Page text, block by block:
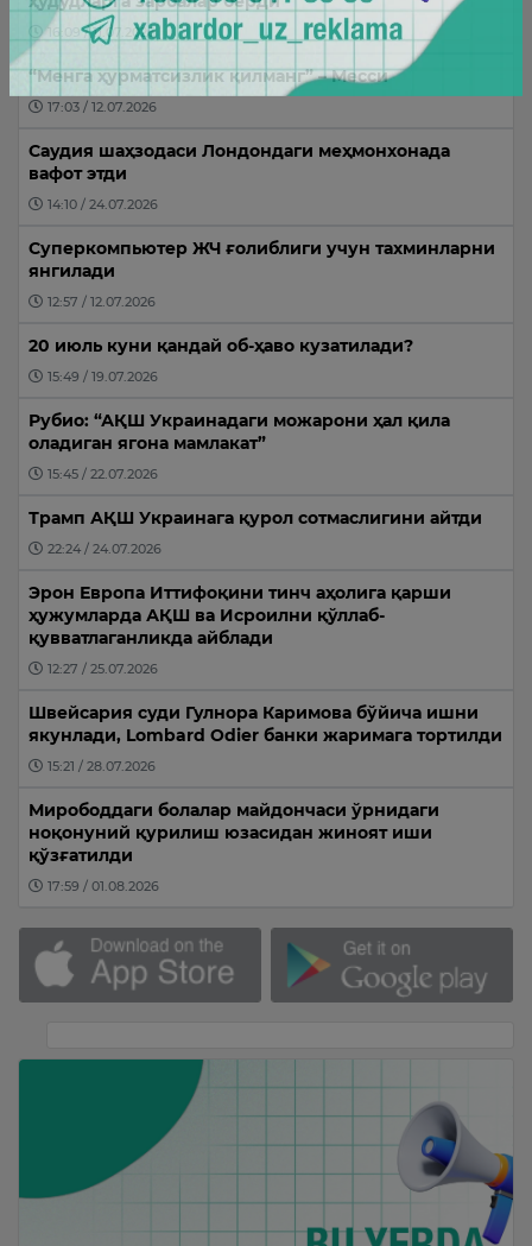
16:09 / 11.07.2026
“Менга ҳурматсизлик қилманг” – Месси
17:03 / 12.07.2026
Саудия шаҳзодаси Лондондаги меҳмонхонада
вафот этди
14:10 / 24.07.2026
Суперкомпьютер ЖЧ ғолиблиги учун тахминларни
янгилади
12:57 / 12.07.2026
20 июль куни қандай об-ҳаво кузатилади?
15:49 / 19.07.2026
Рубио: “АҚШ Украинадаги можарони ҳал қила
оладиган ягона мамлакат”
15:45 / 22.07.2026
Трамп АҚШ Украинага қурол сотмаслигини айтди
22:24 / 24.07.2026
Эрон Европа Иттифоқини тинч аҳолига қарши
ҳужумларда АҚШ ва Исроилни қўллаб-
қувватлаганликда айблади
12:27 / 25.07.2026
Швейсария суди Гулнора Каримова бўйича ишни
якунлади, Lombard Odier банки жаримага тортилди
15:21 / 28.07.2026
Мирободдаги болалар майдончаси ўрнидаги
ноқонуний қурилиш юзасидан жиноят иши
қўзғатилди
17:59 / 01.08.2026